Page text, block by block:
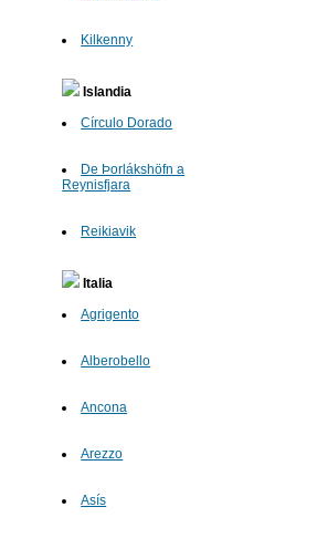
Kilkenny
Islandia
Círculo Dorado
De Þorlákshöfn a
Reynisfjara
Reikiavik
Italia
Agrigento
Alberobello
Ancona
Arezzo
Asís